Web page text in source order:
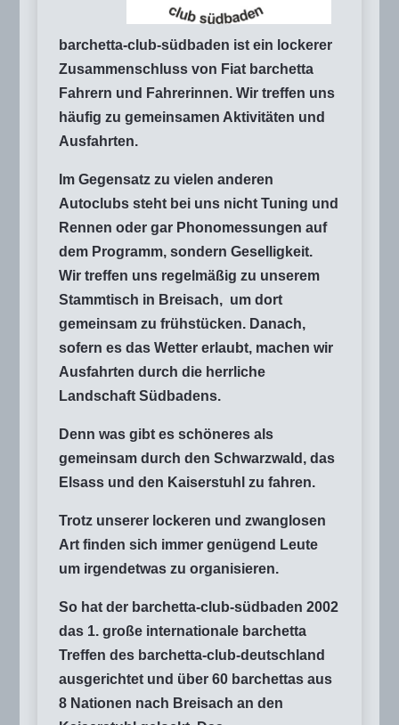
barchetta-club-südbaden ist ein lockerer
Zusammenschluss von Fiat barchetta
Fahrern und Fahrerinnen. Wir treffen uns
häufig zu gemeinsamen Aktivitäten und
Ausfahrten.
Im Gegensatz zu vielen anderen
Autoclubs steht bei uns nicht Tuning und
Rennen oder gar Phonomessungen auf
dem Programm, sondern Geselligkeit.
Wir treffen uns regelmäßig zu unserem
Stammtisch in Breisach, um dort
gemeinsam zu frühstücken. Danach,
sofern es das Wetter erlaubt, machen wir
Ausfahrten durch die herrliche
Landschaft Südbadens.
Denn was gibt es schöneres als
gemeinsam durch den Schwarzwald, das
Elsass und den Kaiserstuhl zu fahren.
Trotz unserer lockeren und zwanglosen
Art finden sich immer genügend Leute
um irgendetwas zu organisieren.
So hat der barchetta-club-südbaden 2002
das 1. große internationale barchetta
Treffen des barchetta-club-deutschland
ausgerichtet und über 60 barchettas aus
8 Nationen nach Breisach an den